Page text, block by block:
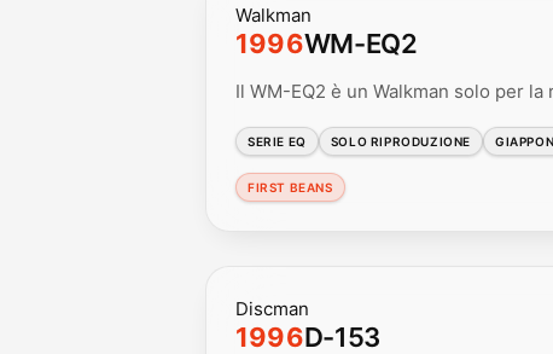
Walkman
1996WM-EQ2
Il WM-EQ2 è un Walkman solo per
SERIE EQ SOLO RIPRODUZIONE
FIRST BEANS
Discman
1996D-153